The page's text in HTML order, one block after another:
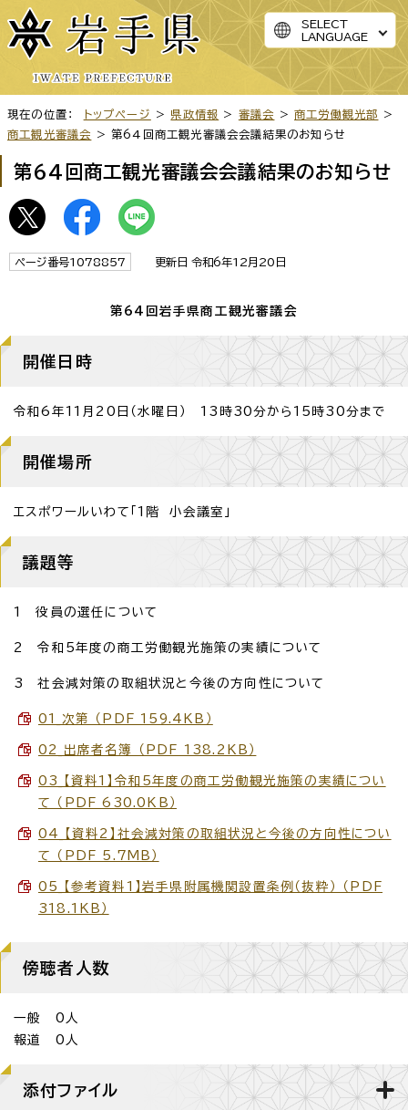
SELECT
LANGUAGE
現在の位置： トップページ > 県政情報 > 審議会 >商工労働観光部
>
商工観光審議会
> 第64回商工観光審議会会議結果のお知らせ
第64回商工観光審議会会議結果のお知らせ
ページ番号1078857 更新日 令和6年12月20日
第64回岩手県商工観光審議会
開催日時
令和6年11月20日（水曜日） 13時30分から15時30分まで
開催場所
エスポワールいわて「1階 小会議室」
議題等
1 役員の選任について
2 令和5年度の商工労働観光施策の実績について
3 社会減対策の取組状況と今後の方向性について
01_次第 （PDF 159.4KB）
02_出席者名簿 （PDF 138.2KB）
03_【資料1】令和5年度の商工労働観光施策の実績につい
て （PDF 630.0KB）
04_【資料2】社会減対策の取組状況と今後の方向性につい
て （PDF 5.7MB）
05_【参考資料1】岩手県附属機関設置条例（抜粋） （PDF
318.1KB）
傍聴者人数
一般 0人
報道 0人
添付ファイル